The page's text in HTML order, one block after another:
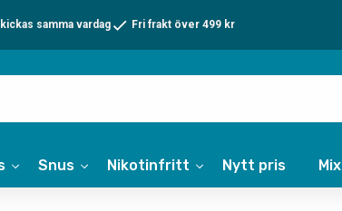
Snus Nikotinfritt Nytt pris
samma vardag Fri frakt över 499 kr